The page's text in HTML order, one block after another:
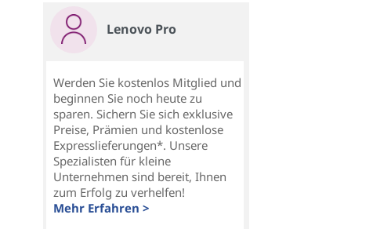
Lenovo Pro
Werden Sie kostenlos Mitglied und
beginnen Sie noch heute zu
sparen. Sichern Sie sich exklusive
Preise, Prämien und kostenlose
Expresslieferungen*. Unsere
Spezialisten für kleine
Unternehmen sind bereit, Ihnen
zum Erfolg zu verhelfen!
Mehr Erfahren >